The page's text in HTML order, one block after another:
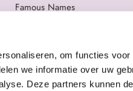
om functies
we informatie over uw
Deze partners kunnen
Famous Names
Staleks Pro